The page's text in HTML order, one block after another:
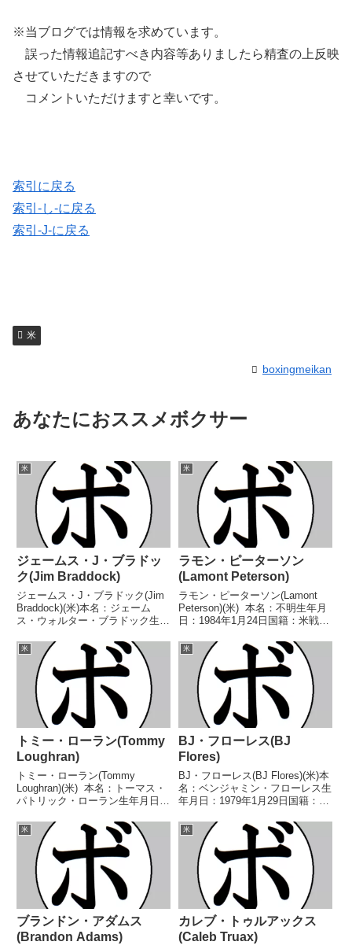
※当ブログでは情報を求めています。
誤った情報追記すべき内容等ありましたら精査の上反映
させていただきますので
コメントいただけますと幸いです。
索引に戻る
索引-し-に戻る
索引-J-に戻る
米
boxingmeikan
あなたにおススメボクサー
米
ジェームス・J・ブラドッ
ク(Jim Braddock)
ジェームス・J・ブラドック(Jim
Braddock)(米)本名：ジェーム
ス・ウォルター・ブラドック生年
績：88戦47勝(27KO)24敗4分3無
効試合10無判定試合【獲得タイ
トル】第7代NBA(WBA前身...
米
ラモン・ピーターソン
(Lamont Peterson)
ラモン・ピーターソン(Lamont
Peterson)(米) 本名：不明生年月
日：1984年1月24日国籍：米戦
得タイトル】2001年度ナショナ
ル・ゴールデングローブライト級
優勝(アマチュア)2...
米
トミー・ローラン(Tommy
Loughran)
トミー・ローラン(Tommy
Loughran)(米) 本名：トーマス・
パトリック・ローラン生年月日：
170戦90勝(14KO)25敗10分1無効
試合44無判定 【獲得タイトル】
米-ペンシルバニア州ヘ...
米
BJ・フローレス(BJ
Flores)
BJ・フローレス(BJ Flores)(米)本
名：ベンジャミン・フローレス生
年月日：1979年1月29日国籍：米
【獲得タイトル】1997年度ゴー
ルデングローブライトヘビー級優
勝(アマチュア)NABAアメ...
米
ブランドン・アダムス
(Brandon Adams)
米
カレブ・トゥルアックス
(Caleb Truax)